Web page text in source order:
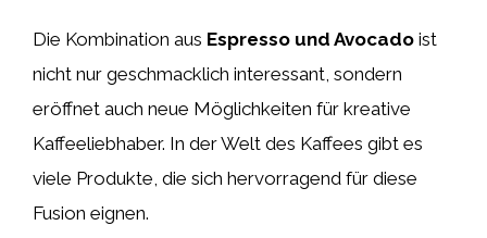
Die Kombination aus Espresso und Avocado ist
nicht nur geschmacklich interessant, sondern
eröffnet auch neue Möglichkeiten für kreative
Kaffeeliebhaber. In der Welt des Kaffees gibt es
viele Produkte, die sich hervorragend für diese
Fusion eignen.